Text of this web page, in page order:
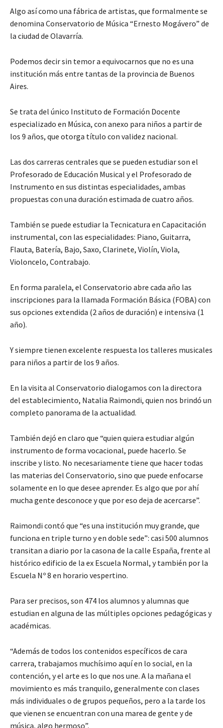
Algo así como una fábrica de artistas, que formalmente se
denomina Conservatorio de Música “Ernesto Mogávero” de
la ciudad de Olavarría.
Podemos decir sin temor a equivocarnos que no es una
institución más entre tantas de la provincia de Buenos
Aires.
Se trata del único Instituto de Formación Docente
especializado en Música, con anexo para niños a partir de
los 9 años, que otorga título con validez nacional.
Las dos carreras centrales que se pueden estudiar son el
Profesorado de Educación Musical y el Profesorado de
Instrumento en sus distintas especialidades, ambas
propuestas con una duración estimada de cuatro años.
También se puede estudiar la Tecnicatura en Capacitación
instrumental, con las especialidades: Piano, Guitarra,
Flauta, Batería, Bajo, Saxo, Clarinete, Violín, Viola,
Violoncelo, Contrabajo.
En forma paralela, el Conservatorio abre cada año las
inscripciones para la llamada Formación Básica (FOBA) con
sus opciones extendida (2 años de duración) e intensiva (1
año).
Y siempre tienen excelente respuesta los talleres musicales
para niños a partir de los 9 años.
En la visita al Conservatorio dialogamos con la directora
del establecimiento, Natalia Raimondi, quien nos brindó un
completo panorama de la actualidad.
También dejó en claro que “quien quiera estudiar algún
instrumento de forma vocacional, puede hacerlo. Se
inscribe y listo. No necesariamente tiene que hacer todas
las materias del Conservatorio, sino que puede enfocarse
solamente en lo que desee aprender. Es algo que por ahí
mucha gente desconoce y que por eso deja de acercarse”.
Raimondi contó que “es una institución muy grande, que
funciona en triple turno y en doble sede”: casi 500 alumnos
transitan a diario por la casona de la calle España, frente al
histórico edificio de la ex Escuela Normal, y también por la
Escuela Nº 8 en horario vespertino.
Para ser precisos, son 474 los alumnos y alumnas que
estudian en alguna de las múltiples opciones pedagógicas y
académicas.
“Además de todos los contenidos específicos de cara
carrera, trabajamos muchísimo aquí en lo social, en la
contención, y el arte es lo que nos une. A la mañana el
movimiento es más tranquilo, generalmente con clases
más individuales o de grupos pequeños, pero a la tarde los
que vienen se encuentran con una marea de gente y de
música, algo hermoso”.